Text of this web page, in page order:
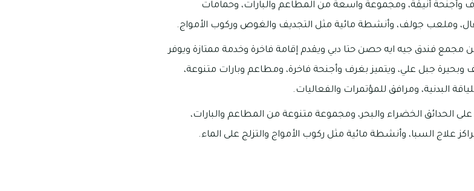
وأجنحة أنيقة، ومجموعة واسعة من المطاعم والبارات، وحمامات
وملعب جولف، وأنشطة مائية مثل التجديف والغوص وركوب الأمواج.
مجمع فندق جيه ايه حصن حتا دبي ويقدم إقامة فاخرة وخدمة ممتازة ويوفر
وبحيرة جبل علي، ويتميز بغرف وأجنحة فاخرة، ومطاعم وبارات متنوعة،
البدنية، ومرافق للمؤتمرات والفعاليات.
الحدائق الخضراء والبحر، ومجموعة متنوعة من المطاعم والبارات،
علاج السبا، وأنشطة مائية مثل ركوب الأمواج والتزلج على الماء.